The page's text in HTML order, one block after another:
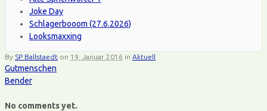
Joke Day
Schlagerbooom (27.6.2026)
Looksmaxxing
By SP Ballstaedt on 19. Januar 2016 in Aktuell
Gutmenschen
Bender
No comments yet.